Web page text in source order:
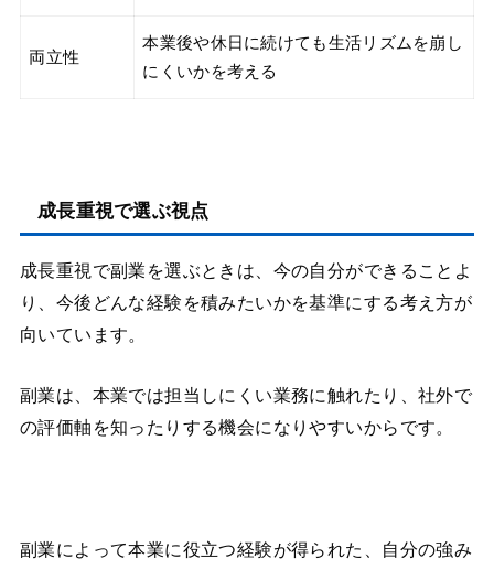
両立性
本業後や休日に続けても生活リズムを崩し
にくいかを考える
成長重視で選ぶ視点
成長重視で副業を選ぶときは、今の自分ができることよ
り、今後どんな経験を積みたいかを基準にする考え方が
向いています。
副業は、本業では担当しにくい業務に触れたり、社外で
の評価軸を知ったりする機会になりやすいからです。
副業によって本業に役立つ経験が得られた、自分の強み